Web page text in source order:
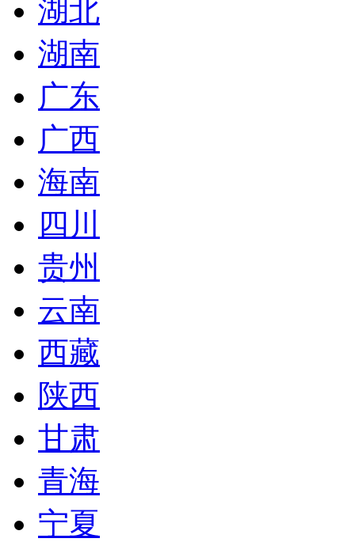
湖北
湖南
广东
广西
海南
四川
贵州
云南
西藏
陕西
甘肃
青海
宁夏